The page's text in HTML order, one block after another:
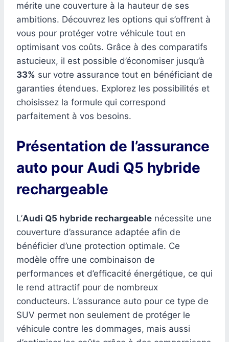
mérite une couverture à la hauteur de ses
ambitions. Découvrez les options qui s’offrent à
vous pour protéger votre véhicule tout en
optimisant vos coûts. Grâce à des comparatifs
astucieux, il est possible d’économiser jusqu’à
33% sur votre assurance tout en bénéficiant de
garanties étendues. Explorez les possibilités et
choisissez la formule qui correspond
parfaitement à vos besoins.
Présentation de l’assurance
auto pour Audi Q5 hybride
rechargeable
L’Audi Q5 hybride rechargeable nécessite une
couverture d’assurance adaptée afin de
bénéficier d’une protection optimale. Ce
modèle offre une combinaison de
performances et d’efficacité énergétique, ce qui
le rend attractif pour de nombreux
conducteurs. L’assurance auto pour ce type de
SUV permet non seulement de protéger le
véhicule contre les dommages, mais aussi